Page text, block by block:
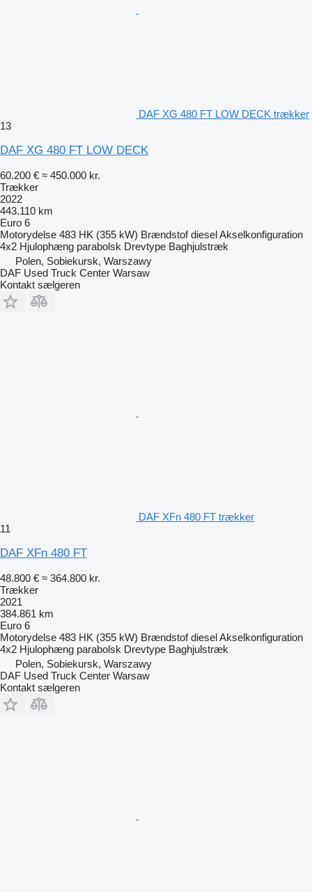
DAF XG 480 FT LOW DECK trækker
13
DAF XG 480 FT LOW DECK
60.200 € ≈ 450.000 kr.
Trækker
2022
443.110 km
Euro 6
Motorydelse 483 HK (355 kW) Brændstof dieselAkselkonfiguration
4x2 Hjulophæng parabolsk Drevtype Baghjulstræk
Polen, Sobiekursk, Warszawy
DAF Used Truck Center Warsaw
Kontakt sælgeren
DAF XFn 480 FT trækker
11
DAF XFn 480 FT
48.800 € ≈ 364.800 kr.
Trækker
2021
384.861 km
Euro 6
Motorydelse 483 HK (355 kW) Brændstof dieselAkselkonfiguration
4x2 Hjulophæng parabolsk Drevtype Baghjulstræk
Polen, Sobiekursk, Warszawy
DAF Used Truck Center Warsaw
Kontakt sælgeren